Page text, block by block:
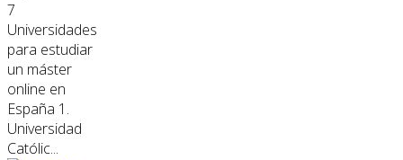
7
Universidades
para estudiar
un máster
online en
España 1.
Universidad
Católic...